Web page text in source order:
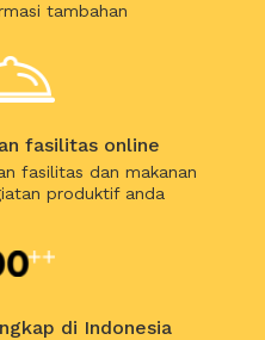
tambahan
fasilitas online
fasilitas dan makanan
produktif anda
di Indonesia